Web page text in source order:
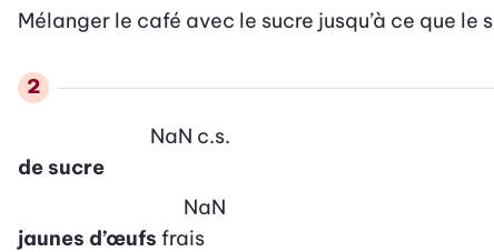
Mélanger le café avec le sucre jusqu’à ce que
de sucre
NaN c.s.
jaunes d’œufs frais
NaN